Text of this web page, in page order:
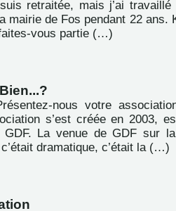
retraitée, mais j’ai travaillé
mairie de Fos pendant 22 ans.
vous partie (…)
nous votre
s’est créée en 2003,
GDF. La venue de GDF sur
dramatique, c’était la (…)